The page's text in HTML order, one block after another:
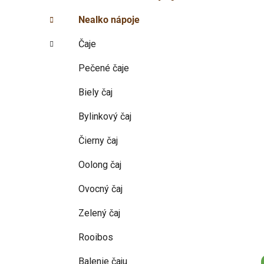
a
n
i
Nealko nápoje
Čaje
Pečené čaje
Biely čaj
Bylinkový čaj
Čierny čaj
Oolong čaj
Ovocný čaj
Zelený čaj
Rooibos
Balenie čaju